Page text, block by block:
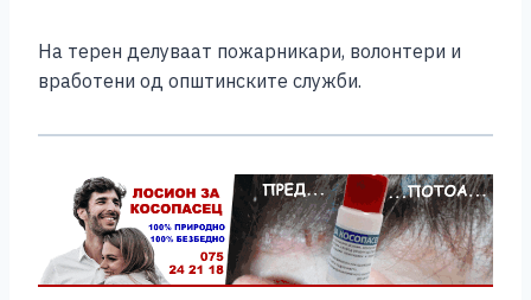
На терен делуваат пожарникари, волонтери и
вработени од општинските служби.